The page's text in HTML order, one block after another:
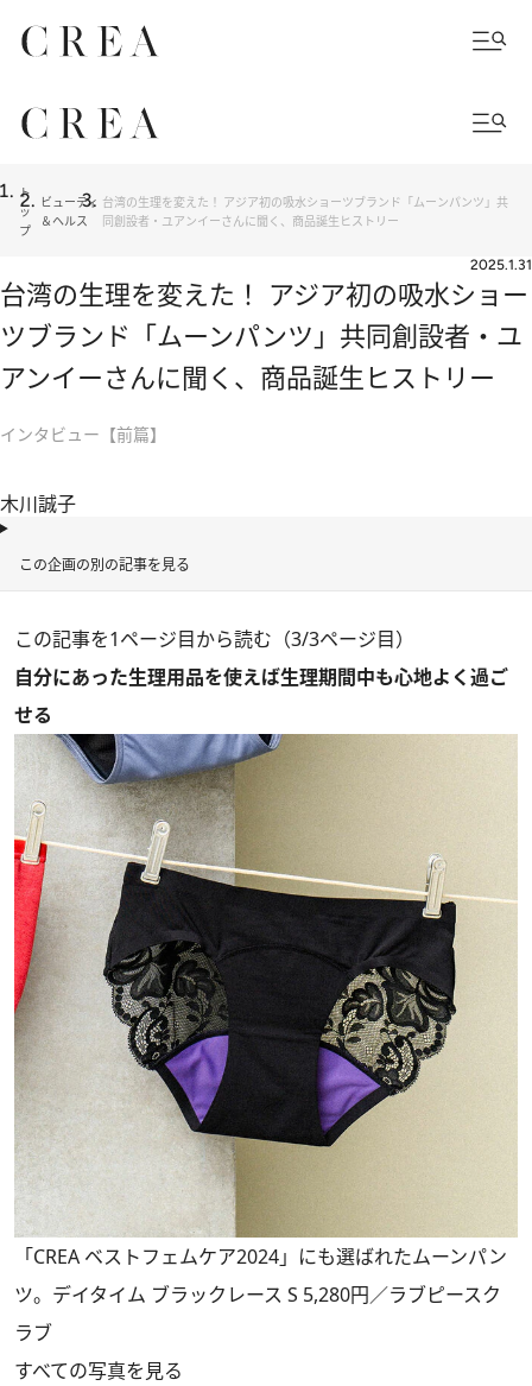
ト
ッ
プ
ビューティ
＆ヘルス
台湾の生理を変えた！ アジア初の吸水ショーツブランド「ムーンパンツ」共
同創設者・ユアンイーさんに聞く、商品誕生ヒストリー
2025.1.31
台湾の生理を変えた！ アジア初の吸水ショー
ツブランド「ムーンパンツ」共同創設者・ユ
アンイーさんに聞く、商品誕生ヒストリー
インタビュー【前篇】
木川誠子
この企画の別の記事を見る
この記事を1ページ目から読む（3/3ページ目）
自分にあった生理用品を使えば生理期間中も心地よく過ご
せる
「CREA ベストフェムケア2024」にも選ばれたムーンパン
ツ。デイタイム ブラックレース S 5,280円／ラブピースク
ラブ
すべての写真を見る